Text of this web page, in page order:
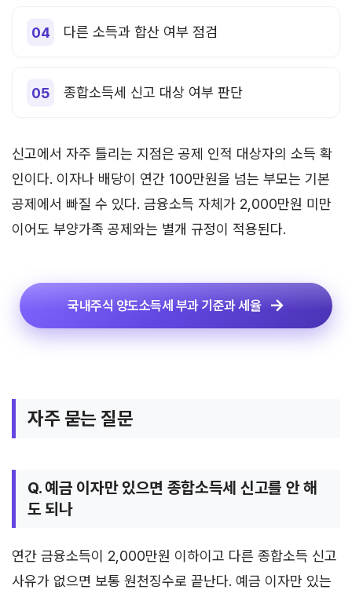
다른 소득과 합산 여부 점검
종합소득세 신고 대상 여부 판단
신고에서 자주 틀리는 지점은 공제 인적 대상자의 소득 확
인이다. 이자나 배당이 연간 100만원을 넘는 부모는 기본
공제에서 빠질 수 있다. 금융소득 자체가 2,000만원 미만
이어도 부양가족 공제와는 별개 규정이 적용된다.
국내주식 양도소득세 부과 기준과 세율
자주 묻는 질문
Q. 예금 이자만 있으면 종합소득세 신고를 안 해
도 되나
연간 금융소득이 2,000만원 이하이고 다른 종합소득 신고
사유가 없으면 보통 원천징수로 끝난다. 예금 이자만 있는